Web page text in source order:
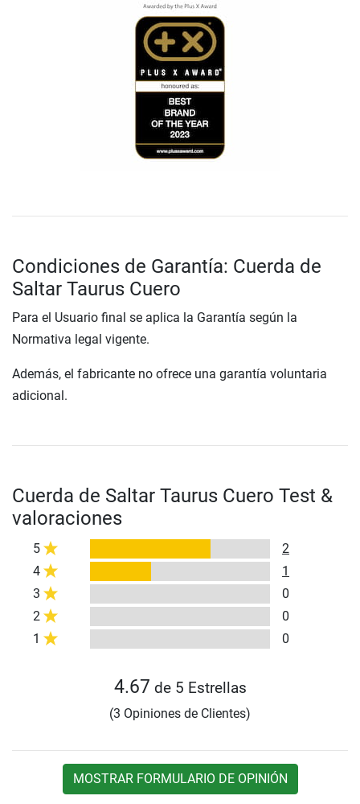
Condiciones de Garantía: Cuerda de
Saltar Taurus Cuero
Para el Usuario final se aplica la Garantía según la
Normativa legal vigente.
Además, el fabricante no ofrece una garantía voluntaria
adicional.
Cuerda de Saltar Taurus Cuero Test &
valoraciones
5
2
4
1
3
0
2
0
1
0
4.67 de 5 Estrellas
(3 Opiniones de Clientes)
MOSTRAR FORMULARIO DE OPINIÓN